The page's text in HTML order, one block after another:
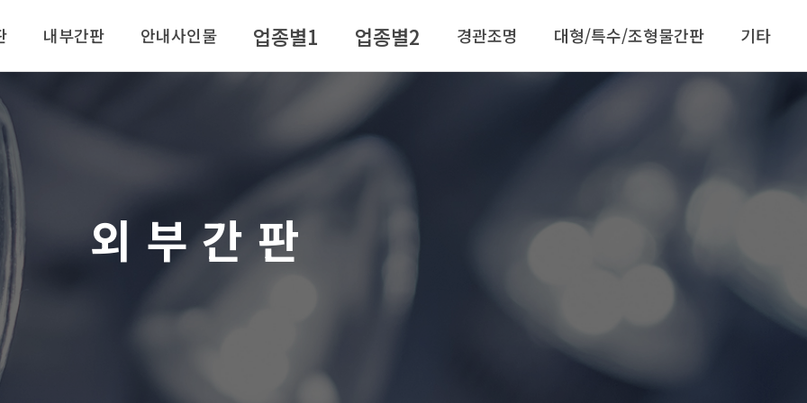
내부간판 안내사인물 업종별1 업종별2 경관조명 대형/특수/조형물간판 기타
외부간판